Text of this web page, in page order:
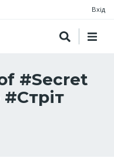
Вхід
#Secret